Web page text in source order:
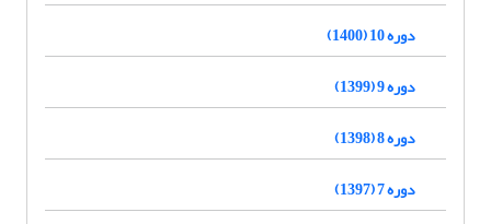
دوره 10 (1400)
دوره 9 (1399)
دوره 8 (1398)
دوره 7 (1397)